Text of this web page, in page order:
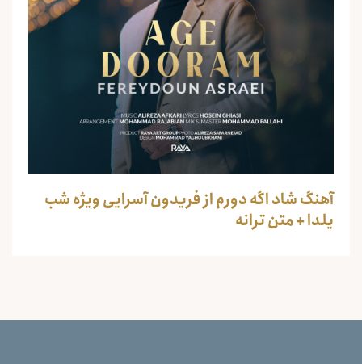
آهنگ شاد اگه دورم از فریدون آسرایی ویژه شب
یلدا + متن ترانه